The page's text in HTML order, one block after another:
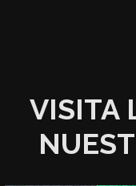
VISITA